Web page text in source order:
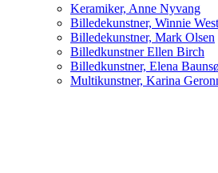
Keramiker, Anne Nyvang
Billedekunstner, Winnie
Billedekunstner, Mark Olsen
Billedkunstner Ellen Birch
Billedkunstner, Elena
Multikunstner, Karina